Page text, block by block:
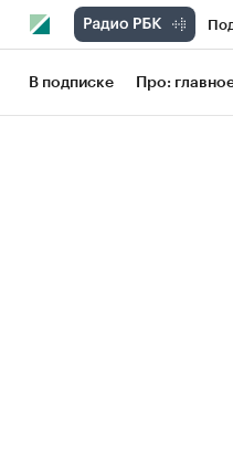
В подписке Про: